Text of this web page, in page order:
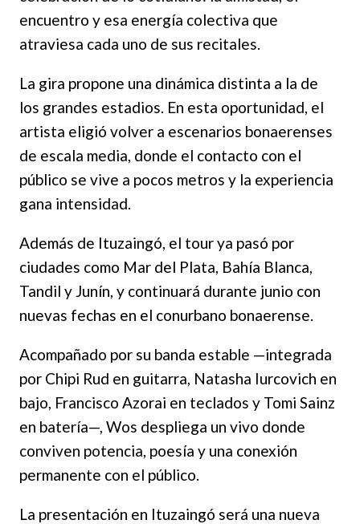
encuentro y esa energía colectiva que
atraviesa cada uno de sus recitales.
La gira propone una dinámica distinta a la de
los grandes estadios. En esta oportunidad, el
artista eligió volver a escenarios bonaerenses
de escala media, donde el contacto con el
público se vive a pocos metros y la experiencia
gana intensidad.
Además de Ituzaingó, el tour ya pasó por
ciudades como Mar del Plata, Bahía Blanca,
Tandil y Junín, y continuará durante junio con
nuevas fechas en el conurbano bonaerense.
Acompañado por su banda estable —integrada
por Chipi Rud en guitarra, Natasha Iurcovich en
bajo, Francisco Azorai en teclados y Tomi Sainz
en batería—, Wos despliega un vivo donde
conviven potencia, poesía y una conexión
permanente con el público.
La presentación en Ituzaingó será una nueva